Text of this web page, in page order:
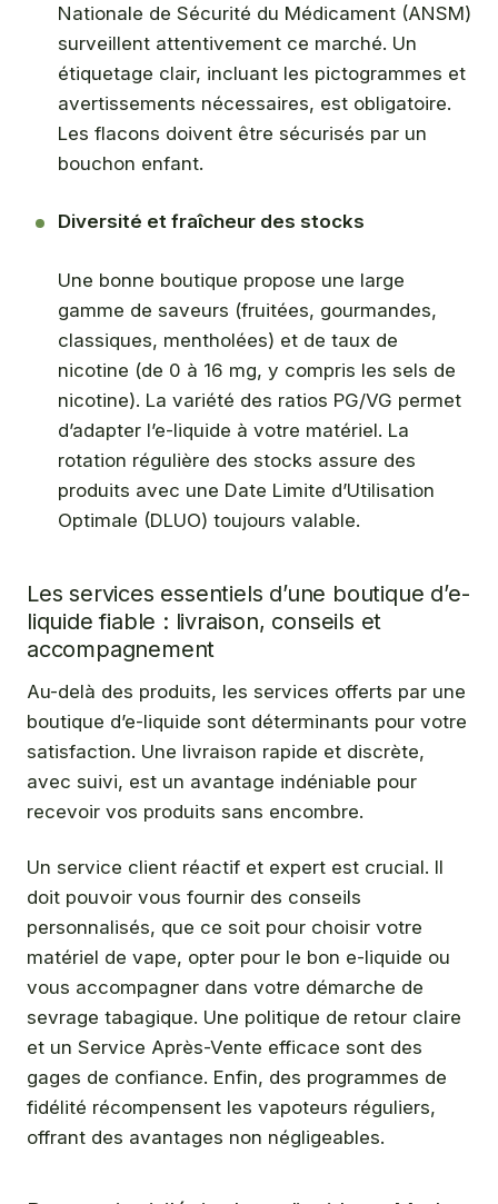
Nationale de Sécurité du Médicament (ANSM)
surveillent attentivement ce marché. Un
étiquetage clair, incluant les pictogrammes et
avertissements nécessaires, est obligatoire.
Les flacons doivent être sécurisés par un
bouchon enfant.
Diversité et fraîcheur des stocks
Une bonne boutique propose une large
gamme de saveurs (fruitées, gourmandes,
classiques, mentholées) et de taux de
nicotine (de 0 à 16 mg, y compris les sels de
nicotine). La variété des ratios PG/VG permet
d’adapter l’e-liquide à votre matériel. La
rotation régulière des stocks assure des
produits avec une Date Limite d’Utilisation
Optimale (DLUO) toujours valable.
Les services essentiels d’une boutique d’e-
liquide fiable : livraison, conseils et
accompagnement
Au-delà des produits, les services offerts par une
boutique d’e-liquide sont déterminants pour votre
satisfaction. Une livraison rapide et discrète,
avec suivi, est un avantage indéniable pour
recevoir vos produits sans encombre.
Un service client réactif et expert est crucial. Il
doit pouvoir vous fournir des conseils
personnalisés, que ce soit pour choisir votre
matériel de vape, opter pour le bon e-liquide ou
vous accompagner dans votre démarche de
sevrage tabagique. Une politique de retour claire
et un Service Après-Vente efficace sont des
gages de confiance. Enfin, des programmes de
fidélité récompensent les vapoteurs réguliers,
offrant des avantages non négligeables.